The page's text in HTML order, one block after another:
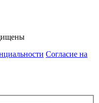
Согласие на